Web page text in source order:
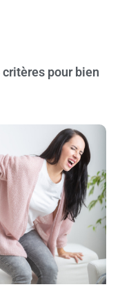
pour bien